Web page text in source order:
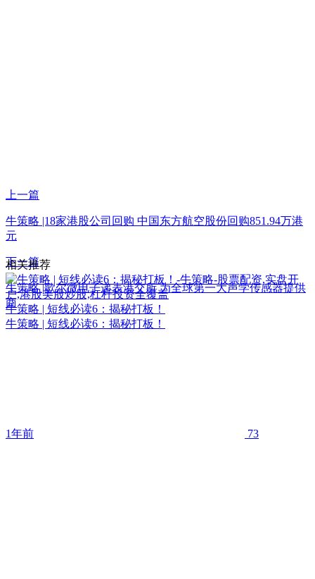
上一篇
牛策略 |18家港股公司回购 中国东方航空股份回购851.94万港
元
下一篇
牛策略 |歌尔微电子递表港交所 为全球第一大声学传感器提供
商
相关推荐
牛策略 | 短线必读6：揭秘打板！
牛策略 | 短线必读6：揭秘打板！
1年前 73